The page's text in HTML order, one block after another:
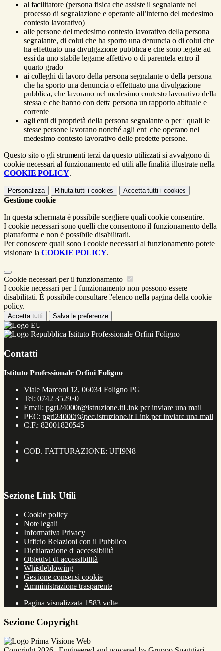
al facilitatore (persona fisica che assiste il segnalante nel
processo di segnalazione e operante all’interno del medesimo
contesto lavorativo)
alle persone del medesimo contesto lavorativo della persona
segnalante, di colui che ha sporto una denuncia o di colui che
ha effettuato una divulgazione pubblica e che sono legate ad
essi da uno stabile legame affettivo o di parentela entro il
quarto grado
ai colleghi di lavoro della persona segnalante o della persona
che ha sporto una denuncia o effettuato una divulgazione
pubblica, che lavorano nel medesimo contesto lavorativo della
stessa e che hanno con detta persona un rapporto abituale e
corrente
agli enti di proprietà della persona segnalante o per i quali le
stesse persone lavorano nonché agli enti che operano nel
medesimo contesto lavorativo delle predette persone.
Questo sito o gli strumenti terzi da questo utilizzati si avvalgono di
cookie necessari al funzionamento ed utili alle finalità illustrate nella
COOKIE POLICY.
Personalizza Rifiuta tutti i cookies Accetta tutti i cookies
Gestione cookie
In questa schermata è possibile scegliere quali cookie consentire.
I cookie necessari sono quelli che consentono il funzionamento della
piattaforma e non è possibile disabilitarli.
Per conoscere quali sono i cookie necessari al funzionamento potete
visionare la COOKIE POLICY.
Cookie necessari per il funzionamento
I cookie necessari per il funzionamento non possono essere
disabilitati. È possibile consultare l'elenco nella pagina della cookie
policy.
Accetta tutti Salva le preferenze
Istituto Professionale Orfini Foligno
Contatti
Istituto Professionale Orfini Foligno
Viale Marconi 12, 06034 Foligno PG
Tel: 0742 352930
Email: pgri24000t@istruzione.itLink per inviare una mail
PEC: pgri24000t@pec.istruzione.it Link per inviare una mail
C.F.: 82001820545
COD. FATTURAZIONE: UFI9N8
Sezione Link Utili
Cookie policy
Note legali
Informativa Privacy
Ufficio Relazioni con il Pubblico
Dichiarazione di accessibilità
Obiettivi di accessibilità
Whistleblowing
Gestione consensi cookie
Amministrazione trasparente
Pagina visualizzata 1583 volte
Sezione Copyright